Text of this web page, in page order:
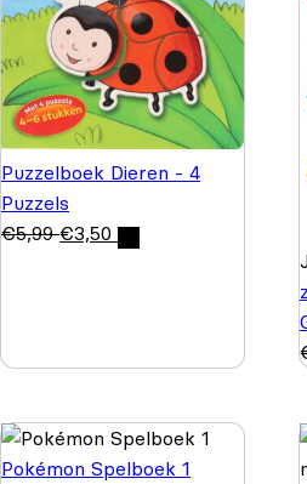
Puzzelboek Dieren - 4
Puzzels
€5,99 €3,50
Pokémon Spelboek 1